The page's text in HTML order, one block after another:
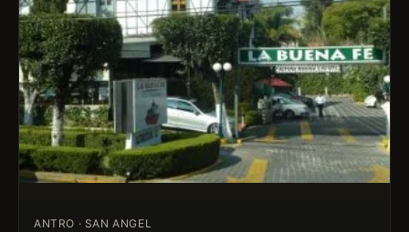
ANTRO · SAN ANGEL